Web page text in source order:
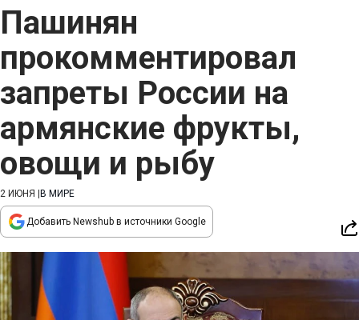
Пашинян
прокомментировал
запреты России на
армянские фрукты,
овощи и рыбу
2 ИЮНЯ В МИРЕ
Добавить Newshub в источники Google